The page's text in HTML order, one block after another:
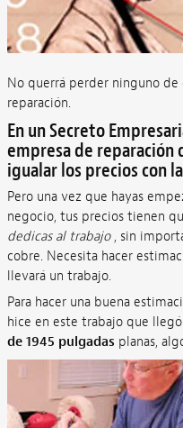
No querrá perder ninguno
reparación.
En un Secreto
empresa de reparación
igualar los precios con
Pero una vez que hayas
negocio, tus precios tienen
dedicas al trabajo, sin
cobre. Necesita hacer
llevará un trabajo.
Para hacer una buena
hice en este trabajo que llegó
de 1945 pulgadas planas,